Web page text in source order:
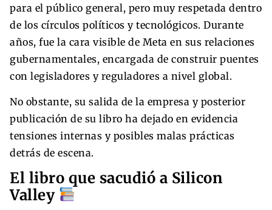
para el público general, pero muy respetada dentro
de los círculos políticos y tecnológicos. Durante
años, fue la cara visible de Meta en sus relaciones
gubernamentales, encargada de construir puentes
con legisladores y reguladores a nivel global.
No obstante, su salida de la empresa y posterior
publicación de su libro ha dejado en evidencia
tensiones internas y posibles malas prácticas
detrás de escena.
El libro que sacudió a Silicon
Valley